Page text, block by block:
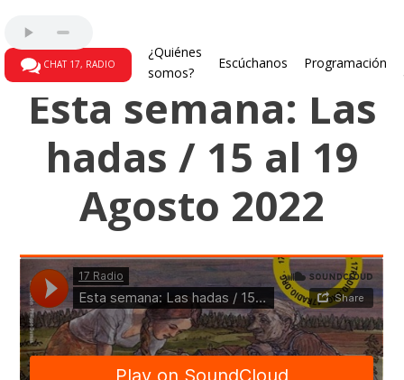
CHAT 17, RADIO
¿Quiénes
somos?
Escúchanos Programación
Esta semana: Las
hadas / 15 al 19
Agosto 2022